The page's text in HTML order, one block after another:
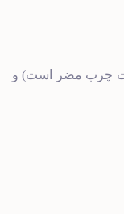
چرب مضر است) و